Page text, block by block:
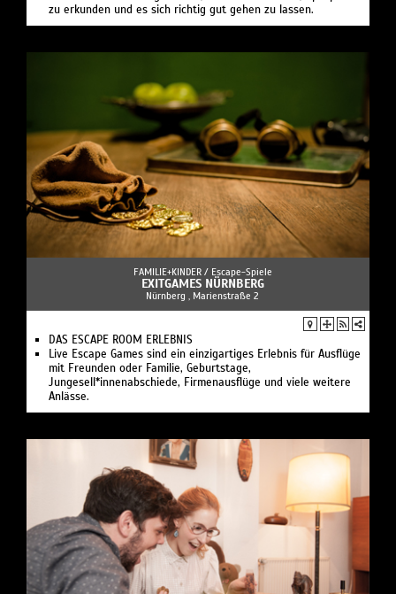
zu erkunden und es sich richtig gut gehen zu lassen.
FAMILIE+KINDER / Escape-Spiele
EXITGAMES NÜRNBERG
Nürnberg , Marienstraße 2
DAS ESCAPE ROOM ERLEBNIS
Live Escape Games sind ein einzigartiges Erlebnis für Ausflüge
mit Freunden oder Familie, Geburtstage,
Jungesell*innenabschiede, Firmenausflüge und viele weitere
Anlässe.